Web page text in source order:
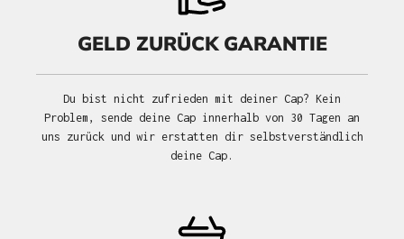
GELD ZURÜCK GARANTIE
Du bist nicht zufrieden mit deiner Cap? Kein
Problem, sende deine Cap innerhalb von 30 Tagen an
uns zurück und wir erstatten dir selbstverständlich
deine Cap.